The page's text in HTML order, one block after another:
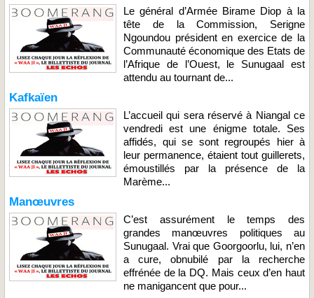
Le général d’Armée Birame Diop à la
tête de la Commission, Serigne
Ngoundou président en exercice de la
Communauté économique des Etats de
l’Afrique de l’Ouest, le Sunugaal est
attendu au tournant de...
Kafkaïen
L’accueil qui sera réservé à Niangal ce
vendredi est une énigme totale. Ses
affidés, qui se sont regroupés hier à
leur permanence, étaient tout guillerets,
émoustillés par la présence de la
Marème...
Manœuvres
C’est assurément le temps des
grandes manœuvres politiques au
Sunugaal. Vrai que Goorgoorlu, lui, n’en
a cure, obnubilé par la recherche
effrénée de la DQ. Mais ceux d’en haut
ne manigancent que pour...